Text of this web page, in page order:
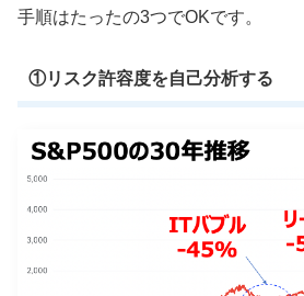
手順はたったの3つでOKです。
①リスク許容度を自己分析する